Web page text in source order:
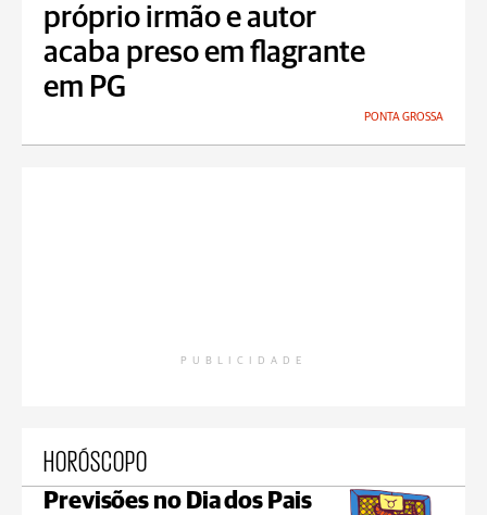
próprio irmão e autor
acaba preso em flagrante
em PG
PONTA GROSSA
PUBLICIDADE
HORÓSCOPO
Previsões no Dia dos Pais